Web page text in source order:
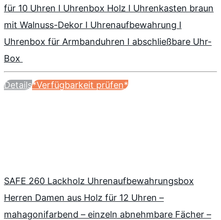
für 10 Uhren I Uhrenbox Holz I Uhrenkasten braun
mit Walnuss-Dekor I Uhrenaufbewahrung I
Uhrenbox für Armbanduhren I abschließbare Uhr-
Box
Details*Verfügbarkeit prüfen*
SAFE 260 Lackholz Uhrenaufbewahrungsbox
Herren Damen aus Holz für 12 Uhren –
mahagonifarbend – einzeln abnehmbare Fächer –